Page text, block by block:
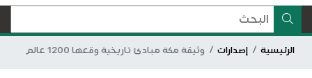
الرئيسية إصدارات وثيقة مكة مبادئ تاريخية وقعها 1200 عالم